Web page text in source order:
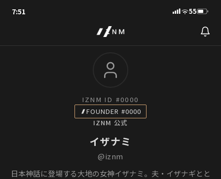
7:51 55
IZNM ID #0000
FOUNDER #0000
IZNM 公式
イザナミ
@iznm
日本神話に登場する大地の女神イザナミ。夫・イザナギとと